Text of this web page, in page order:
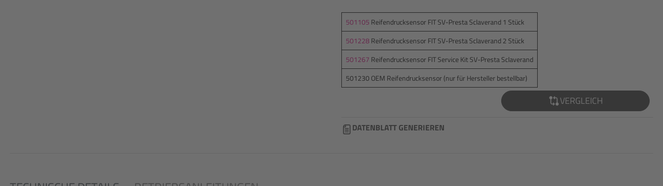
501105 Reifendrucksensor FIT SV-Presta Sclaverand 1 Stück
501228Reifendrucksensor FIT SV-Presta Sclaverand 2 Stück
501267 Reifendrucksensor FIT Service Kit SV-Presta Sclaverand
501230 OEM Reifendrucksensor (nur für Hersteller bestellbar)
VERGLEICH
DATENBLATT GENERIEREN